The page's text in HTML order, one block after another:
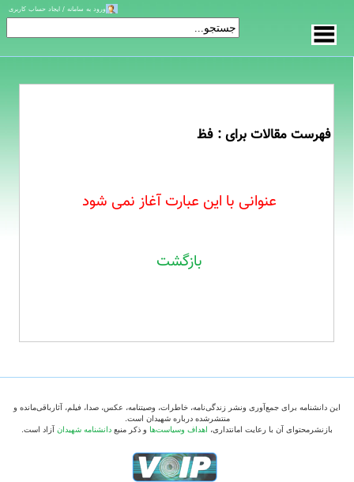
فهرست مقالات برای : فظ
عنوانی با این عبارت آغاز نمی شود
بازگشت
ورود به سامانه / ایجاد حساب کاربری
این دانشنامه برای جمع‌آوری ونشر زندگی‌نامه، خاطرات، وصیتنامه، عکس، صدا، فیلم، آثارباقی‌مانده و
منتشرشده درباره شهیدان است.
بازنشرمحتوای آن با رعایت امانتداری، اهداف وسیاست‌ها و ذکر منبع دانشنامه شهیدان آزاد است.